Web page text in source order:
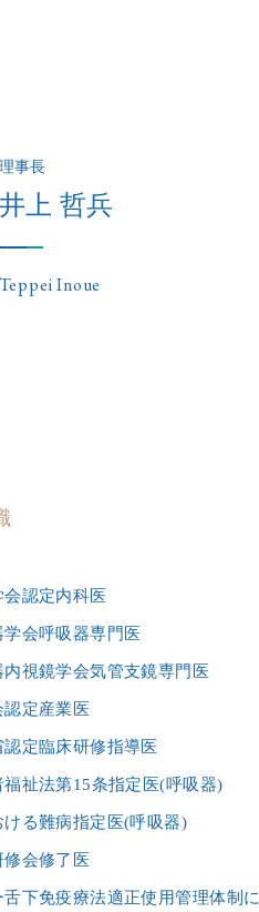
理事長
井上 哲兵
Teppei Inoue
会認定内科医
学会呼吸器専門医
内視鏡学会気管支鏡専門医
認定産業医
認定臨床研修指導医
祉法第15条指定医(呼吸器)
ける難病指定医(呼吸器)
会修了医
舌下免疫療法適正使用管理体制に